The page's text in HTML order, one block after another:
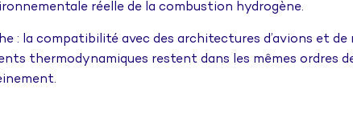
réelle de la combustion hydrogène.
: la compatibilité avec des architectures d’avions et
thermodynamiques restent dans les mêmes ordres